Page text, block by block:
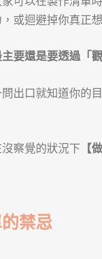
或迴避掉你真正
要還是要透過「觀
出口就知道你的
察覺的狀況下 【
禁忌